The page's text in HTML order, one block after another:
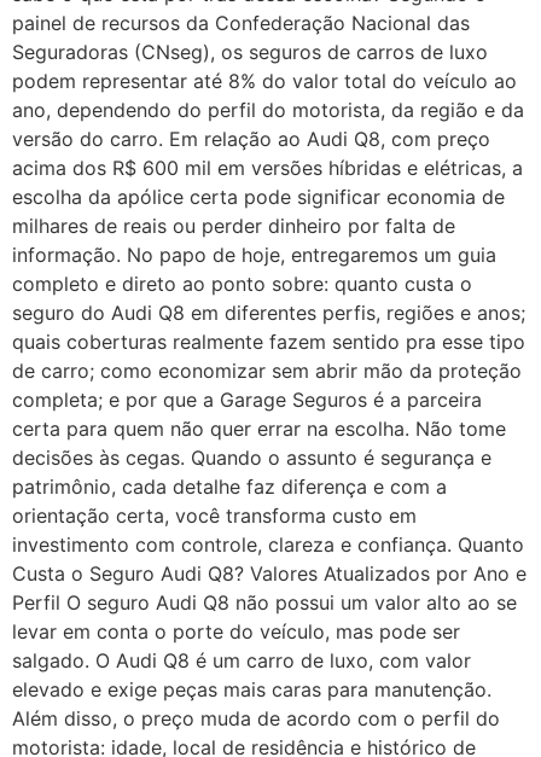
painel de recursos da Confederação Nacional das
Seguradoras (CNseg), os seguros de carros de luxo
podem representar até 8% do valor total do veículo ao
ano, dependendo do perfil do motorista, da região e da
versão do carro. Em relação ao Audi Q8, com preço
acima dos R$ 600 mil em versões híbridas e elétricas, a
escolha da apólice certa pode significar economia de
milhares de reais ou perder dinheiro por falta de
informação. No papo de hoje, entregaremos um guia
completo e direto ao ponto sobre: quanto custa o
seguro do Audi Q8 em diferentes perfis, regiões e anos;
quais coberturas realmente fazem sentido pra esse tipo
de carro; como economizar sem abrir mão da proteção
completa; e por que a Garage Seguros é a parceira
certa para quem não quer errar na escolha. Não tome
decisões às cegas. Quando o assunto é segurança e
patrimônio, cada detalhe faz diferença e com a
orientação certa, você transforma custo em
investimento com controle, clareza e confiança. Quanto
Custa o Seguro Audi Q8? Valores Atualizados por Ano e
Perfil O seguro Audi Q8 não possui um valor alto ao se
levar em conta o porte do veículo, mas pode ser
salgado. O Audi Q8 é um carro de luxo, com valor
elevado e exige peças mais caras para manutenção.
Além disso, o preço muda de acordo com o perfil do
motorista: idade, local de residência e histórico de